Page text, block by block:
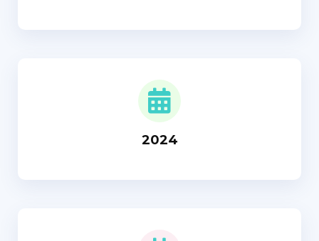
2024